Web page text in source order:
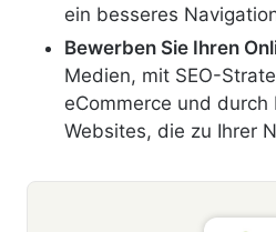
ein besseres
Bewerben Sie Ihren
Medien, mit SEO-
eCommerce und
Websites, die zu Ihrer